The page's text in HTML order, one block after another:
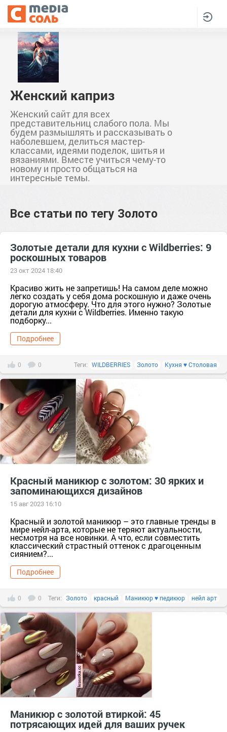
Женский каприз
Женский сайт для всех
представительниц слабого пола. Мы
будем размышлять и рассказывать о
наболевшем, делиться мастер-
классами, идеями поделок, шитья и
вязаниями. Вместе учиться чему-то
новому и просто общаться на
интересные темы.
Все статьи по тегу Золото
Золотые детали для кухни с Wildberries: 9
роскошных товаров
23 окт 2024 18:40
Красиво жить не запретишь! На самом деле можно
легко создать у себя дома роскошную и даже очень
дорогую атмосферу. Что для этого нужно? Золотые
детали для кухни с Wildberries. Именно такую
подборку...
Подробнее
0 0 Теги: WILDBERRIES Золото Кухня ♥ Столовая
Красный маникюр с золотом: 30 ярких и
запоминающихся дизайнов
15 авг 2023 16:10
Красный и золотой маникюр – это главные тренды в
мире нейл-арта, которые не теряют актуальности,
несмотря на все новинки. А что, если совместить
классический страстный оттенок с драгоценным
сиянием?...
Подробнее
0 0 Теги: Золото красный Маникюр ♥ педикюр нейл арт
Маникюр с золотой втиркой: 45
потрясающих идей для ваших ручек